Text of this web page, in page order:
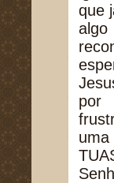
que
algo
por